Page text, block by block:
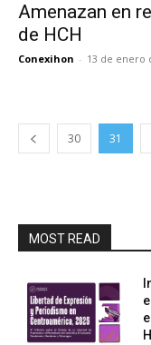
Amenazan en
de HCH
Conexihon - 13 de enero
30 31
MOST READ